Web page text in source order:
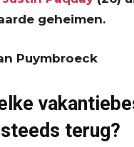
geheimen.
Puymbroeck
terug?